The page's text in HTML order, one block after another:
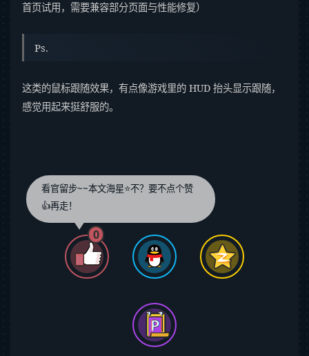
首页试用，需要兼容部分页面与性能修复）
Ps.
这类的鼠标跟随效果，有点像游戏里的 HUD 抬头显示跟随，
感觉用起来挺舒服的。
看官留步~~本文海星⭐️不？要不点个赞
👍再走！
0